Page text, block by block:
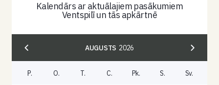
Kalendārs ar aktuālajiem pasākumiem
Ventspilī un tās apkārtnē
AUGUSTS 2026
P. O. T. C. Pk. S. Sv.